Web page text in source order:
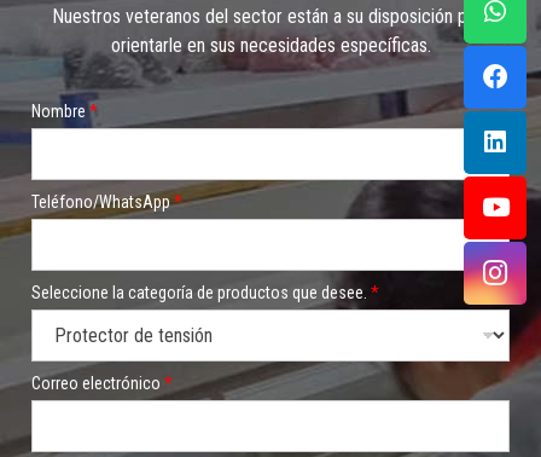
Nuestros veteranos del sector están a su disposición para
orientarle en sus necesidades específicas.
Nombre *
Teléfono/WhatsApp*
Seleccione la categoría de productos que desee. *
Correo electrónico *